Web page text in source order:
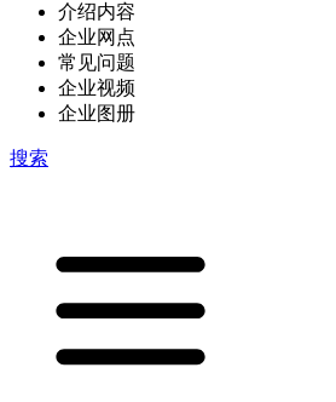
介绍内容
企业网点
常见问题
企业视频
企业图册
搜索